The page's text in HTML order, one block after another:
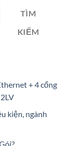
TÌM
KIẾM
+ 4 cổng
kiện, ngành